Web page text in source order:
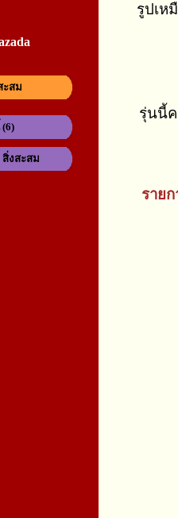
ะสม
สิ่งสะสม
รูปเห
รุ่นนี้ค
ราย